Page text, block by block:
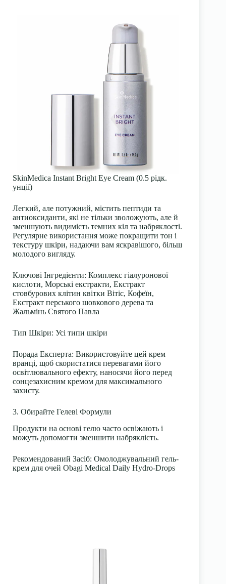
SkinMedica Instant Bright Eye Cream (0.5 рідк.
унції)
Легкий, але потужний, містить пептиди та
антиоксиданти, які не тільки зволожують, але й
зменшують видимість темних кіл та набряклості.
Регулярне використання може покращити тон і
текстуру шкіри, надаючи вам яскравішого, більш
молодого вигляду.
Ключові Інгредієнти: Комплекс гіалуронової
кислоти, Морські екстракти, Екстракт
стовбурових клітин квітки Вітіс, Кофеїн,
Екстракт перського шовкового дерева та
Жальмінь Святого Павла
Тип Шкіри: Усі типи шкіри
Порада Експерта: Використовуйте цей крем
вранці, щоб скористатися перевагами його
освітлювального ефекту, наносячи його перед
сонцезахисним кремом для максимального
захисту.
3. Обирайте Гелеві Формули
Продукти на основі гелю часто освіжають і
можуть допомогти зменшити набряклість.
Рекомендований Засіб: Омолоджувальний гель-
крем для очей Obagi Medical Daily Hydro-Drops